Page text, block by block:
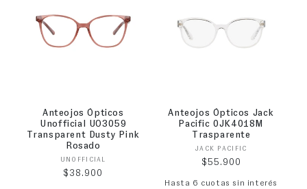
Anteojos Ópticos
Unofficial UO3059
Transparent Dusty Pink
Rosado
Proveedor:
UNOFFICIAL
Precio habitual
$38.900
Anteojos Ópticos Jack
Pacific 0JK4018M
Trasparente
Proveedor:
JACK PACIFIC
Precio habitual
$55.900
Hasta 6 cuotas sin interés